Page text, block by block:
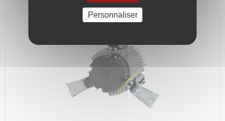
Personnaliser